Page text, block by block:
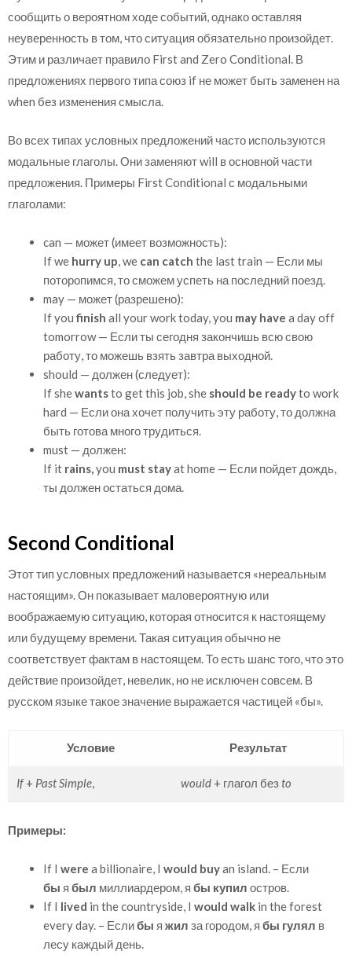
сообщить о вероятном ходе событий, однако оставляя
неуверенность в том, что ситуация обязательно произойдет.
Этим и различает правило First and Zero Conditional. В
предложениях первого типа союз if не может быть заменен на
when без изменения смысла.
Во всех типах условных предложений часто используются
модальные глаголы. Они заменяют will в основной части
предложения. Примеры First Conditional с модальными
глаголами:
can — может (имеет возможность):
If we hurry up, we can catch the last train — Если мы
поторопимся, то сможем успеть на последний поезд.
may — может (разрешено):
If you finish all your work today, you may have a day off
tomorrow — Если ты сегодня закончишь всю свою
работу, то можешь взять завтра выходной.
should — должен (следует):
If shewantsto get this job, she should be readyto work
hard — Если она хочет получить эту работу, то должна
быть готова много трудиться.
must — должен:
If it rains,you must stayat home — Если пойдет дождь,
ты должен остаться дома.
Second Conditional
Этот тип условных предложений называется «нереальным
настоящим». Он показывает маловероятную или
воображаемую ситуацию, которая относится к настоящему
или будущему времени. Такая ситуация обычно не
соответствует фактам в настоящем. То есть шанс того, что это
действие произойдет, невелик, но не исключен совсем. В
русском языке такое значение выражается частицей «бы».
Условие Результат
If+ Past Simple, would + глагол безto
Примеры:
If I were a billionaire, I would buyan island. – Если
бы я был миллиардером, я бы купил остров.
If I lived in the countryside, I would walk in the forest
every day. – Еслибы я жил за городом, я бы гулял в
лесу каждый день.